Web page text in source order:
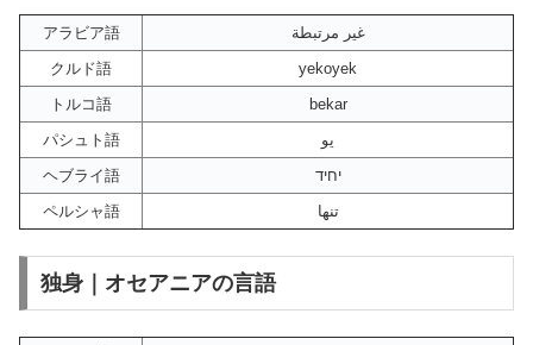
アラビア語
غير مرتبطة
クルド語
yekoyek
トルコ語
bekar
パシュト語
یو
ヘブライ語
יחיד
ペルシャ語
تنها
独身｜オセアニアの言語